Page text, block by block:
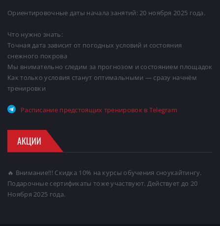
Ориентировочные даты начала занятий: 20 ноября 2025 года.
Что нужно знать:
Точная дата зависит от погодных условий и состояния
снежного покрова
Мы внимательно следим за прогнозом и состоянием площадок
Как только условия станут оптимальными — сразу начнём
тренировки
Расписание предстоящих тренировок в Telegram
АКЦИИ
🔥 Внимание!!! Скидка 10% на курсы обучения сноукайтингу.
Подарочные сертификаты тоже участвуют. Действует до 20
Ноября 2025 года.